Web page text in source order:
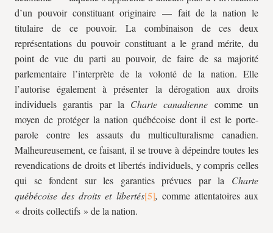
d’un pouvoir constituant originaire — fait de la nation le
titulaire de ce pouvoir. La combinaison de ces deux
représentations du pouvoir constituant a le grand mérite, du
point de vue du parti au pouvoir, de faire de sa majorité
parlementaire l’interprète de la volonté de la nation. Elle
l’autorise également à présenter la dérogation aux droits
individuels garantis par la Charte canadienne comme un
moyen de protéger la nation québécoise dont il est le porte-
parole contre les assauts du multiculturalisme canadien.
Malheureusement, ce faisant, il se trouve à dépeindre toutes les
revendications de droits et libertés individuels, y compris celles
qui se fondent sur les garanties prévues par la Charte
québécoise des droits et libertés
, comme attentatoires aux
« droits collectifs » de la nation.